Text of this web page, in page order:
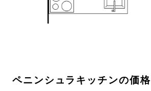
ペニンシュラキッチンの価格